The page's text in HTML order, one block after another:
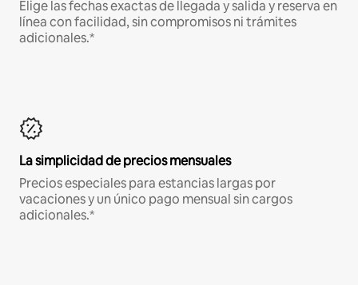
Elige las fechas exactas de llegada y salida y reserva en
línea con facilidad, sin compromisos ni trámites
adicionales.*
La simplicidad de precios mensuales
Precios especiales para estancias largas por
vacaciones y un único pago mensual sin cargos
adicionales.*